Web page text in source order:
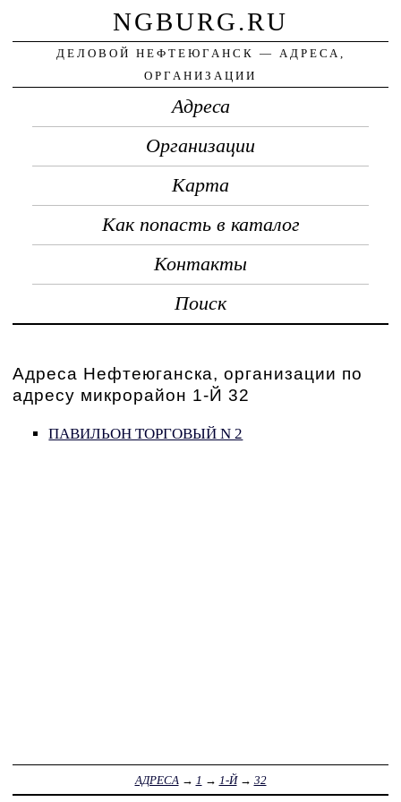
NGBURG.RU
ДЕЛОВОЙ НЕФТЕЮГАНСК — АДРЕСА,
ОРГАНИЗАЦИИ
Адреса
Организации
Карта
Как попасть в каталог
Контакты
Поиск
Адреса Нефтеюганска, организации по
адресу микрорайон 1-Й 32
ПАВИЛЬОН ТОРГОВЫЙ N 2
АДРЕСА → 1 → 1-Й→ 32